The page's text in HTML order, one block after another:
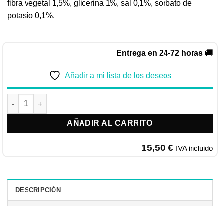
fibra vegetal 1,5%, glicerina 1%, sal 0,1%, sorbato de
potasio 0,1%.
Entrega en 24-72 horas 🚚
Añadir a mi lista de los deseos
Quibro Tiras de pescado con pollo cantidad
AÑADIR AL CARRITO
15,50 € IVA incluido
DESCRIPCIÓN